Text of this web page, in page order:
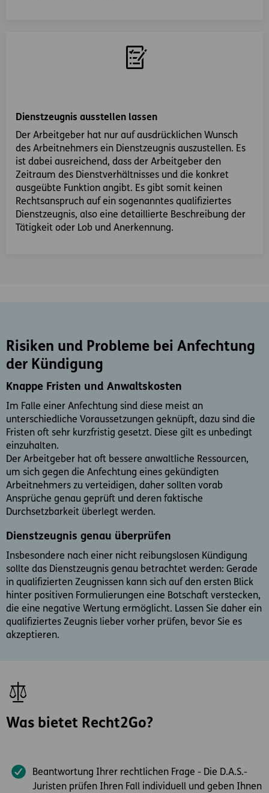
Dienstzeugnis ausstellen lassen
Der Arbeitgeber hat nur auf ausdrücklichen Wunsch
des Arbeitnehmers ein Dienstzeugnis auszustellen. Es
ist dabei ausreichend, dass der Arbeitgeber den
Zeitraum des Dienstverhältnisses und die konkret
ausgeübte Funktion angibt. Es gibt somit keinen
Rechtsanspruch auf ein sogenanntes qualifiziertes
Dienstzeugnis, also eine detaillierte Beschreibung der
Tätigkeit oder Lob und Anerkennung.
Risiken und Probleme bei Anfechtung
der Kündigung
Knappe Fristen und Anwaltskosten
Im Falle einer Anfechtung sind diese meist an
unterschiedliche Voraussetzungen ge­knüpft, dazu sind die
Fristen oft sehr kurzfristig gesetzt. Diese gilt es unbedingt
einzuhalten.
Der Arbeitgeber hat oft bessere anwaltliche Ressourcen,
um sich gegen die Anfechtung eines gekündigten
Arbeitnehmers zu verteidigen, daher sollten vorab
Ansprüche genau geprüft und deren faktische
Durchsetzbarkeit überlegt werden.
Dienstzeugnis genau überprüfen
Insbesondere nach einer nicht reibungslosen Kündigung
sollte das Dienstzeugnis genau betrachtet werden: Gerade
in qualifizierten Zeugnissen kann sich auf den ersten Blick
hinter positiven Formulierungen eine Botschaft ver­steck­en,
die eine negative Wertung ermöglicht. Lassen Sie daher ein
qualifiziertes Zeugnis lieber vorher prüfen, bevor Sie es
akzeptieren.
Was bietet Recht2Go?
Beantwortung Ihrer rechtlichen Frage - Die D.A.S.-
Juristen prüfen Ihren Fall individuell und geben Ihnen